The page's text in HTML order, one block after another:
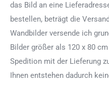
das Bild an eine
bestellen, beträgt die
Wandbilder versende ich
Bilder größer als 120 x 80
Spedition mit der Lieferung
Ihnen entstehen dadurch